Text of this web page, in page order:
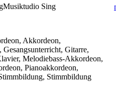
Musiktudio Sing
Akkordeon,
Gesangsunterricht, Gitarre,
Melodiebass-Akkordeon,
Pianoakkordeon,
Stimmbildung